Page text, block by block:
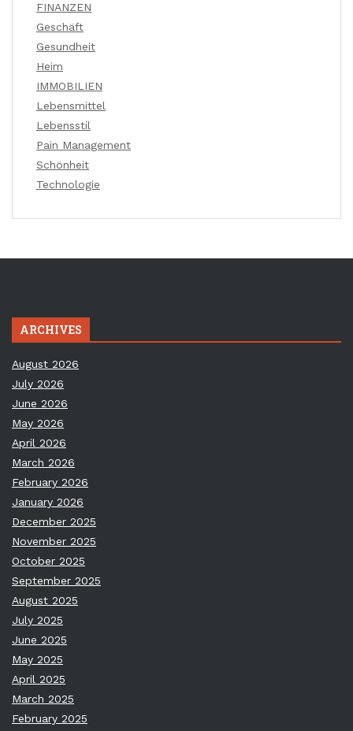
FINANZEN
Geschäft
Gesundheit
Heim
IMMOBILIEN
Lebensmittel
Lebensstil
Pain Management
Schönheit
Technologie
ARCHIVES
August 2026
July 2026
June 2026
May 2026
April 2026
March 2026
February 2026
January 2026
December 2025
November 2025
October 2025
September 2025
August 2025
July 2025
June 2025
May 2025
April 2025
March 2025
February 2025